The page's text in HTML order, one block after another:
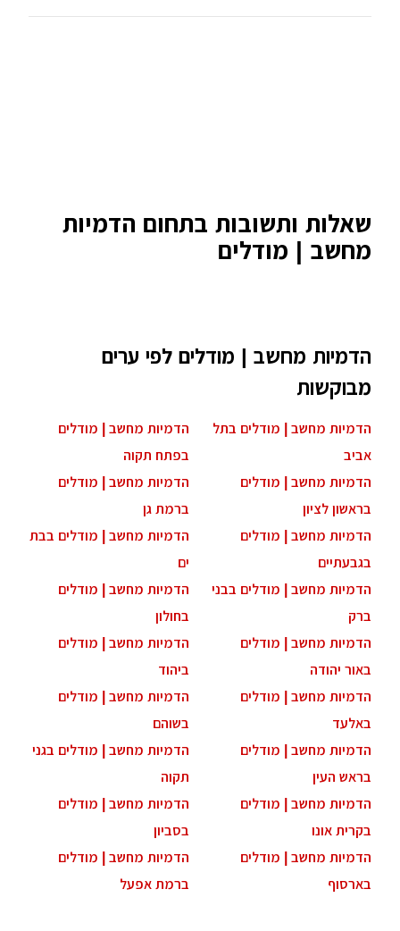
שאלות ותשובות בתחום הדמיות
מחשב | מודלים
הדמיות מחשב | מודלים לפי ערים
מבוקשות
הדמיות מחשב | מודלים בתל
אביב
הדמיות מחשב | מודלים
בפתח תקוה
הדמיות מחשב | מודלים
בראשון לציון
הדמיות מחשב | מודלים
ברמת גן
הדמיות מחשב | מודלים
בגבעתיים
הדמיות מחשב | מודלים בבת
ים
הדמיות מחשב | מודלים בבני
ברק
הדמיות מחשב | מודלים
בחולון
הדמיות מחשב | מודלים
באור יהודה
הדמיות מחשב | מודלים
ביהוד
הדמיות מחשב | מודלים
באלעד
הדמיות מחשב | מודלים
בשוהם
הדמיות מחשב | מודלים
בראש העין
הדמיות מחשב | מודלים בגני
תקוה
הדמיות מחשב | מודלים
בקרית אונו
הדמיות מחשב | מודלים
בסביון
הדמיות מחשב | מודלים
בארסוף
הדמיות מחשב | מודלים
ברמת אפעל